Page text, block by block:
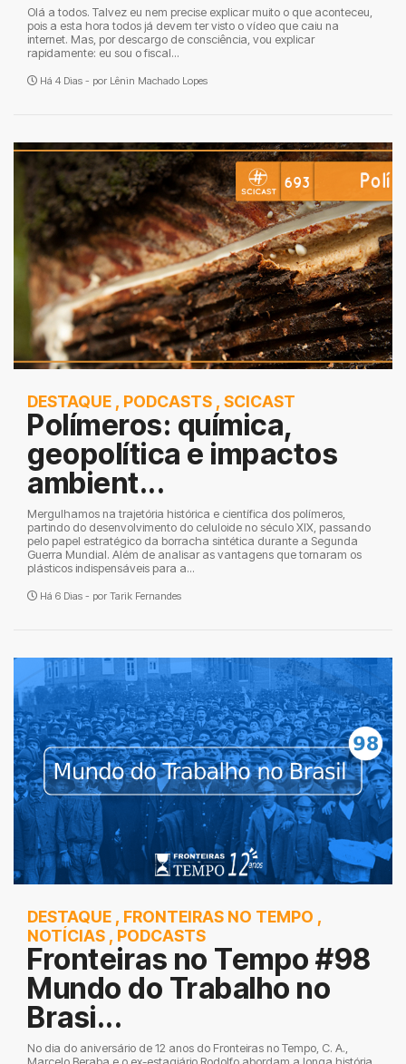
Olá a todos. Talvez eu nem precise explicar muito o que aconteceu,
pois a esta hora todos já devem ter visto o vídeo que caiu na
internet. Mas, por descargo de consciência, vou explicar
rapidamente: eu sou o fiscal...
Há 4 Dias - por Lênin Machado Lopes
DESTAQUE , PODCASTS , SCICAST
Polímeros: química,
geopolítica e impactos
ambient...
Mergulhamos na trajetória histórica e científica dos polímeros,
partindo do desenvolvimento do celuloide no século XIX, passando
pelo papel estratégico da borracha sintética durante a Segunda
Guerra Mundial. Além de analisar as vantagens que tornaram os
plásticos indispensáveis para a...
Há 6 Dias - por Tarik Fernandes
DESTAQUE , FRONTEIRAS NO TEMPO ,
NOTÍCIAS , PODCASTS
Fronteiras no Tempo #98
Mundo do Trabalho no
Brasi...
No dia do aniversário de 12 anos do Fronteiras no Tempo, C. A.,